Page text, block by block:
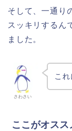
そして、一通り
スッキリするん
ました。
さわさい
こ
ここがオスス